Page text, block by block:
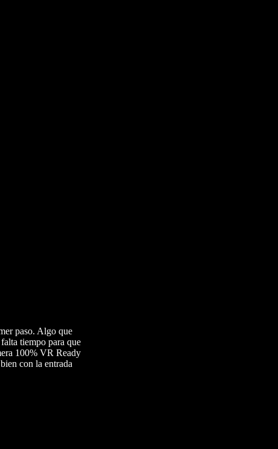
paso. Algo que
tiempo para que
100% VR Ready
con la entrada